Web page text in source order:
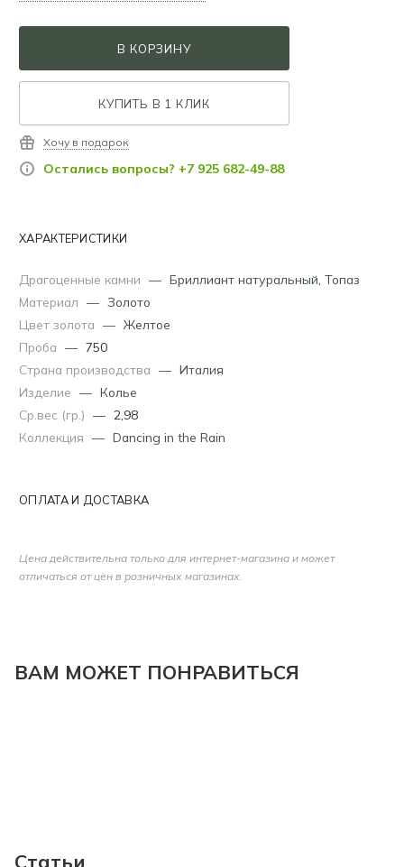
В КОРЗИНУ
КУПИТЬ В 1 КЛИК
Хочу в подарок
Остались вопросы? +7 925 682-49-88
ХАРАКТЕРИСТИКИ
Драгоценные камни — Бриллиант натуральный Топаз
Материал — Золото
Цвет золота — Желтое
Проба — 750
Страна производства — Италия
Изделие — Колье
Ср.вес (гр.) — 2,98
Коллекция — Dancing in the Rain
ОПЛАТА И ДОСТАВКА
Цена действительна только для интернет-магазина и может
отличаться от цен в розничных магазинах.
ВАМ МОЖЕТ ПОНРАВИТЬСЯ
Статьи